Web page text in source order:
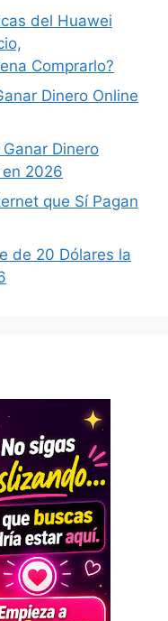
del Huawei
Comprarlo?
Dinero Online
Dinero
2026
que Sí Pagan
de 20 Dólares la